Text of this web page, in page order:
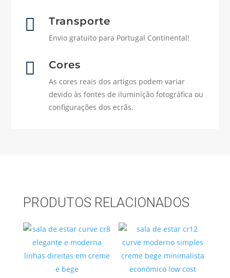
 Transporte
Envio gratuito para Portugal Continental!
 Cores
As cores reais dos artigos podem variar
devido às fontes de iluminição fotográfica ou
configurações dos ecrãs.
PRODUTOS RELACIONADOS